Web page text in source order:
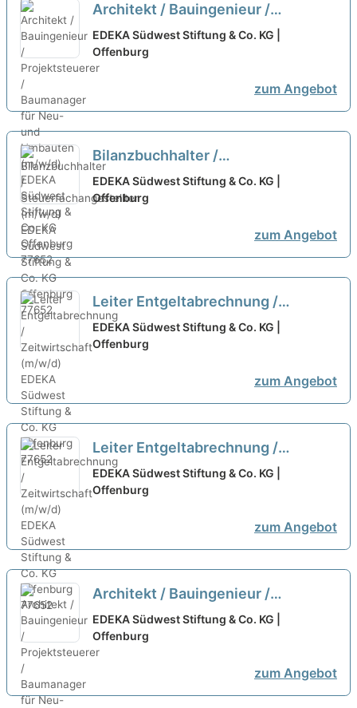
Architekt / Bauingenieur /
Projektsteuerer / Baumanager für
Neu- und Umbauten (m/w/d)
EDEKA Südwest Stiftung & Co. KG |
Offenburg
zum Angebot
Bilanzbuchhalter /
Steuerfachangestellter (m/w/d)
neu
EDEKA Südwest Stiftung & Co. KG |
Offenburg
zum Angebot
Leiter Entgeltabrechnung /
Zeitwirtschaft (m/w/d) neu
EDEKA Südwest Stiftung & Co. KG |
Offenburg
zum Angebot
Leiter Entgeltabrechnung /
Zeitwirtschaft (m/w/d) neu
EDEKA Südwest Stiftung & Co. KG |
Offenburg
zum Angebot
Architekt / Bauingenieur /
Projektsteuerer / Baumanager für
Neu- und Umbauten (m/w/d)
EDEKA Südwest Stiftung & Co. KG |
Offenburg
zum Angebot